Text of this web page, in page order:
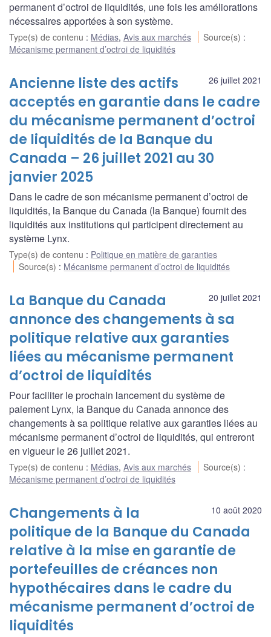
permanent d’octroi de liquidités, une fois les améliorations
nécessaires apportées à son système.
Type(s) de contenu : Médias, Avis aux marchés Source(s) :
Mécanisme permanent d’octroi de liquidités
26 juillet 2021
Ancienne liste des actifs
acceptés en garantie dans le cadre
du mécanisme permanent d’octroi
de liquidités de la Banque du
Canada – 26 juillet 2021 au 30
janvier 2025
Dans le cadre de son mécanisme permanent d’octroi de
liquidités, la Banque du Canada (la Banque) fournit des
liquidités aux institutions qui participent directement au
système Lynx.
Type(s) de contenu : Politique en matière de garanties
Source(s) : Mécanisme permanent d’octroi de liquidités
20 juillet 2021
La Banque du Canada
annonce des changements à sa
politique relative aux garanties
liées au mécanisme permanent
d’octroi de liquidités
Pour faciliter le prochain lancement du système de
paiement Lynx, la Banque du Canada annonce des
changements à sa politique relative aux garanties liées au
mécanisme permanent d’octroi de liquidités, qui entreront
en vigueur le 26 juillet 2021.
Type(s) de contenu : Médias, Avis aux marchés Source(s) :
Mécanisme permanent d’octroi de liquidités
10 août 2020
Changements à la
politique de la Banque du Canada
relative à la mise en garantie de
portefeuilles de créances non
hypothécaires dans le cadre du
mécanisme permanent d’octroi de
liquidités